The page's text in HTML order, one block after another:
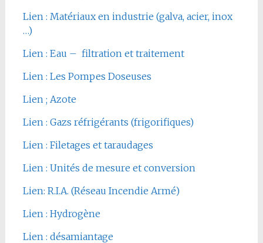
Lien : Matériaux en industrie (galva, acier, inox
…)
Lien : Eau – filtration et traitement
Lien : Les Pompes Doseuses
Lien ; Azote
Lien : Gazs réfrigérants (frigorifiques)
Lien : Filetages et taraudages
Lien : Unités de mesure et conversion
Lien: R.I.A. (Réseau Incendie Armé)
Lien : Hydrogène
Lien : désamiantage